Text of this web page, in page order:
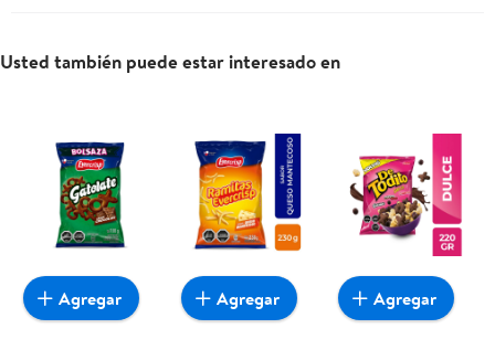
Usted también puede estar interesado en
Agregar Agregar Agregar